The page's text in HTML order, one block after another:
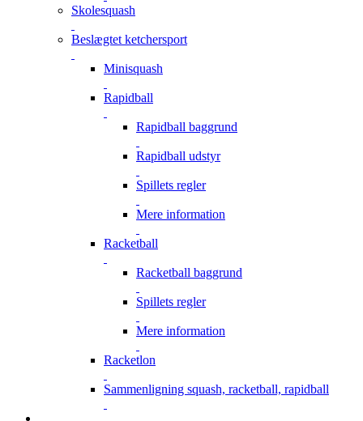
Skolesquash
Beslægtet ketchersport
Minisquash
Rapidball
Rapidball baggrund
Rapidball udstyr
Spillets regler
Mere information
Racketball
Racketball baggrund
Spillets regler
Mere information
Racketlon
Sammenligning squash, racketball, rapidball